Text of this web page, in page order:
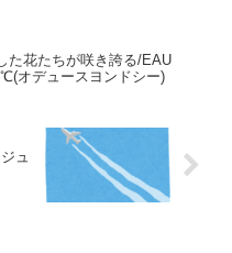
た花たちが咲き誇る/EAU
オデュースヨンドシー)
ュ